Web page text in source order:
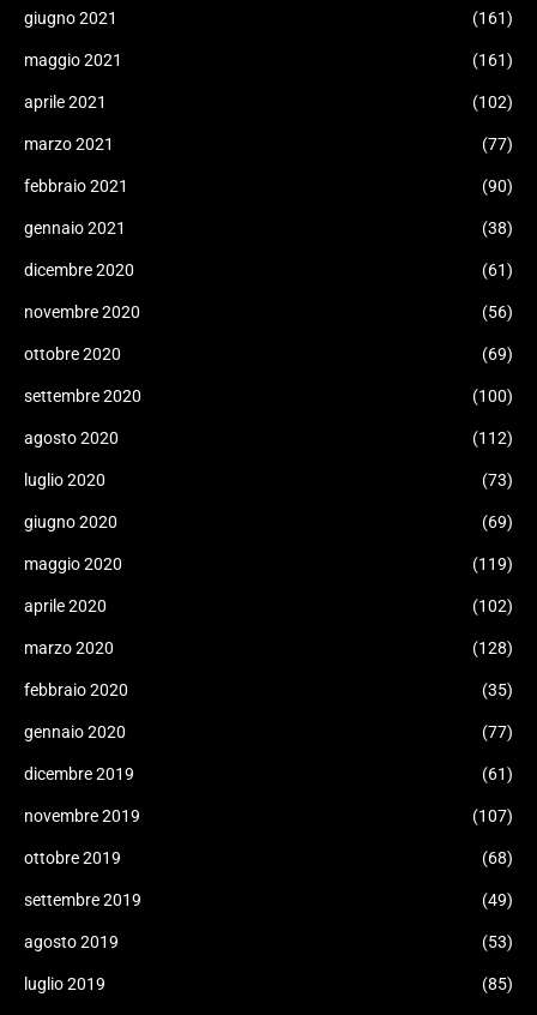
giugno 2021 (161)
maggio 2021 (161)
aprile 2021 (102)
marzo 2021 (77)
febbraio 2021 (90)
gennaio 2021 (38)
dicembre 2020 (61)
novembre 2020 (56)
ottobre 2020 (69)
settembre 2020 (100)
agosto 2020 (112)
luglio 2020 (73)
giugno 2020 (69)
maggio 2020 (119)
aprile 2020 (102)
marzo 2020 (128)
febbraio 2020 (35)
gennaio 2020 (77)
dicembre 2019 (61)
novembre 2019 (107)
ottobre 2019 (68)
settembre 2019 (49)
agosto 2019 (53)
luglio 2019 (85)